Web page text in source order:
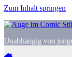
Zum Inhalt springen
Unabhängig von